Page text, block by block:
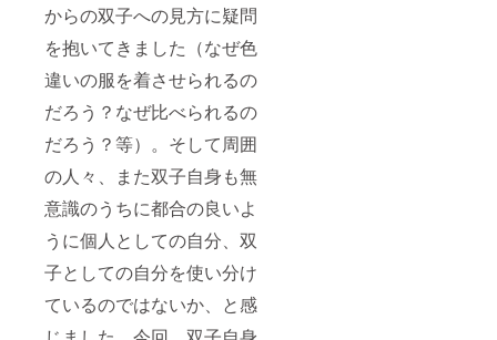
からの双子への見方に疑問
を抱いてきました（なぜ色
違いの服を着させられるの
だろう？なぜ比べられるの
だろう？等）。そして周囲
の人々、また双子自身も無
意識のうちに都合の良いよ
うに個人としての自分、双
子としての自分を使い分け
ているのではないか、と感